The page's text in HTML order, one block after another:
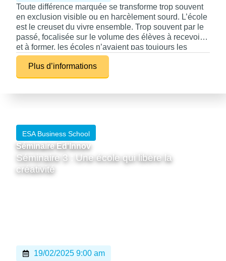
Toute différence marquée se transforme trop souvent
en exclusion visible ou en harcèlement sourd. L’école
est le creuset du vivre ensemble. Trop souvent par le
passé, focalisée sur le volume des élèves à recevoir
et à former, les écoles n’avaient pas toujours les
moyens d’intégrer la différence, tant dans
l’apprentissage que dans l’ouverture à la diversité. Ce
séminaire traite des deux sujets qui s’entrecroisent
Plus d’informations
ESA Business School
Séminaire Ed'Innov
Séminaire 3 : Une école qui libère la
créativité
19/02/2025 9:00 am